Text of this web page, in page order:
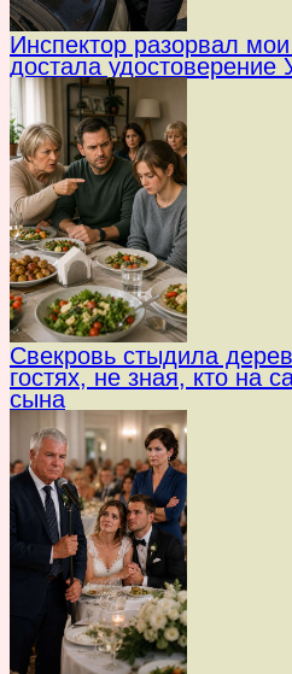
Инспектор разорвал
достала
Свекровь стыдила
гостях, не зная, кто на
сына